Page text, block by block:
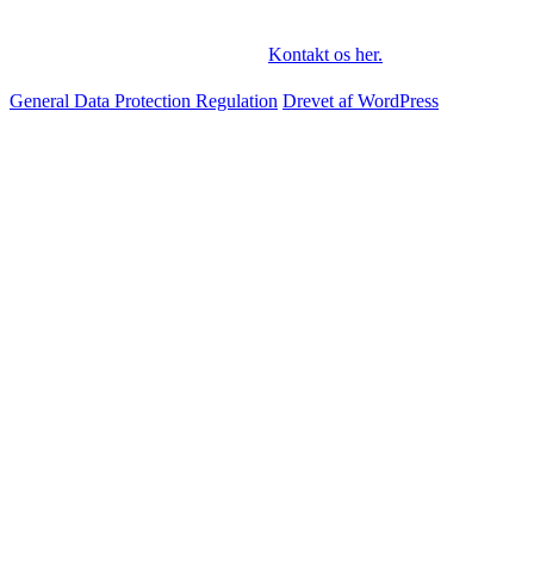
Kontakt os her.
General Data Protection Regulation Drevet af WordPress